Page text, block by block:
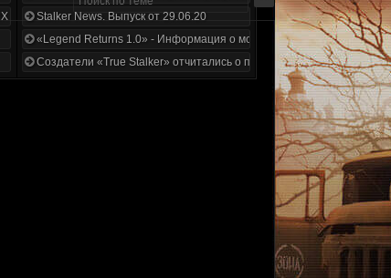
1.3.5.ООП.МА.К.
Stalker News. Выпуск от 29.06.20
«Legend Returns 1.0» - Информация о моде за июнь 2020
Создатели «True Stalker» отчитались о проделанной работе